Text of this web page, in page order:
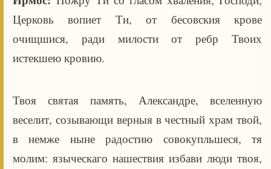
Церковь вопиет Ти, от бесовския крове
очищшися, ради милости от ребр Твоих
истекшею кровию.
Твоя святая память, Александре, вселенную
веселит, созывающи верныя в честный храм твой,
в немже ныне радостию совокупльшеся, тя
молим: языческаго нашествия избави люди твоя,